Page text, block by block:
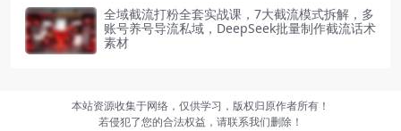
全域截流打粉全套实战课，7大截流模式拆解，多
账号养号导流私域，DeepSeek批量制作截流话术
素材
本站资源收集于网络，仅供学习，版权归原作者所有！
若侵犯了您的合法权益，请联系我们删除！